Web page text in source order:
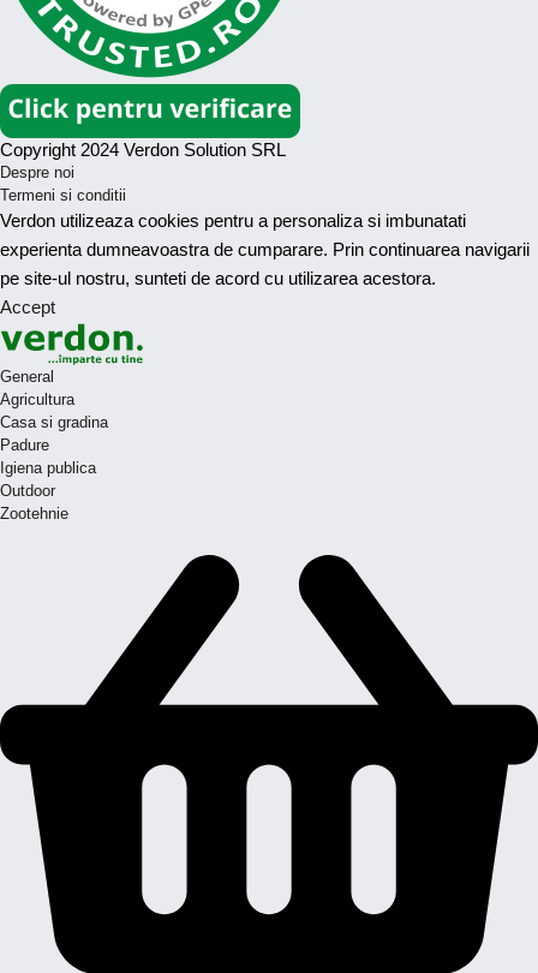
Copyright 2024 Verdon Solution SRL
Despre noi
Termeni si conditii
Verdon utilizeaza cookies pentru a personaliza si imbunatati
experienta dumneavoastra de cumparare. Prin continuarea navigarii
pe site-ul nostru, sunteti de acord cu utilizarea acestora.
Accept
General
Agricultura
Casa si gradina
Padure
Igiena publica
Outdoor
Zootehnie